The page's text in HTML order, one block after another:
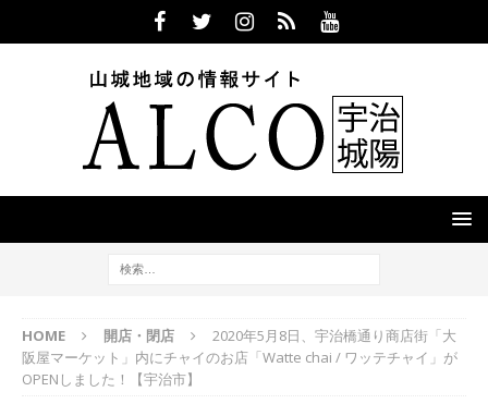
HOME 開店・閉店
2020年5月8日、宇治橋通り商店街「大
阪屋マーケット」内にチャイのお店「Watte chai / ワッテチャイ」が
OPENしました！【宇治市】